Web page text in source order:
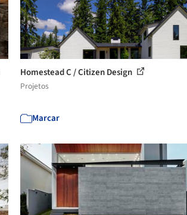
Homestead C / Citizen Design
Projetos
Marcar